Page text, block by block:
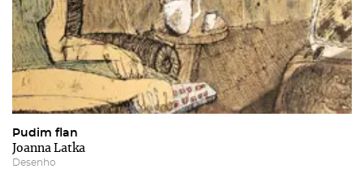
Pudim flan
Joanna Latka
Desenho